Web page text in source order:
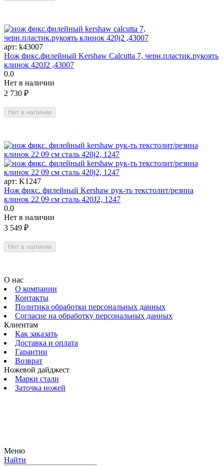
арт: k43007
Нож фикс.филейный Kershaw Calcutta 7, черн.пластик.рукоять
клинок 420J2 ,43007
0.0
Нет в наличии
2 730 ₽
Нет в наличии
арт: K1247
Нож фикс. филейный Kershaw рук-ть текстолит/резина
клинок 22 09 см сталь 420J2, 1247
0.0
Нет в наличии
3 549 ₽
Нет в наличии
О нас
О компании
Контакты
Политика обработки персональных данных
Согласие на обработку персональных данных
Клиентам
Как заказать
Доставка и оплата
Гарантии
Возврат
Ножевой дайджест
Марки стали
Заточка ножей
Меню
Найти